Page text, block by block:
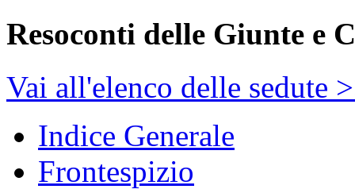
Resoconti delle Giunte e
Vai all'elenco delle sedute
Indice Generale
Frontespizio